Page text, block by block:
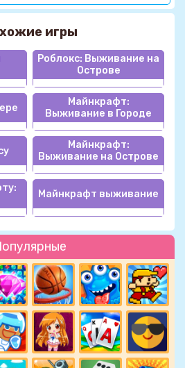
игры
Роблокс: Выживание на
Острове
Майнкрафт:
Выживание в Городе
Майнкрафт:
Выживание на Острове
Майнкрафт выживание